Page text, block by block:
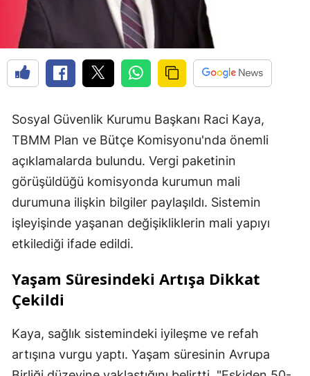
Sosyal Güvenlik Kurumu Başkanı Raci Kaya,
TBMM Plan ve Bütçe Komisyonu'nda önemli
açıklamalarda bulundu. Vergi paketinin
görüşüldüğü komisyonda kurumun mali
durumuna ilişkin bilgiler paylaşıldı. Sistemin
işleyişinde yaşanan değişikliklerin mali yapıyı
etkilediği ifade edildi.
Yaşam Süresindeki Artışa Dikkat
Çekildi
Kaya, sağlık sistemindeki iyileşme ve refah
artışına vurgu yaptı. Yaşam süresinin Avrupa